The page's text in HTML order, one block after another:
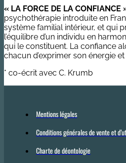
« LA FORCE DE LA CONFIANCE
psychothérapie introduite en
système familial intérieur, et qui
l’équilibre d’un individu en
qui le constituent. La confiance
chacun d’exprimer son énergie
* co-écrit avec C. Krumb
Mentions légales
Conditions générales de vente et
Charte de déontologie